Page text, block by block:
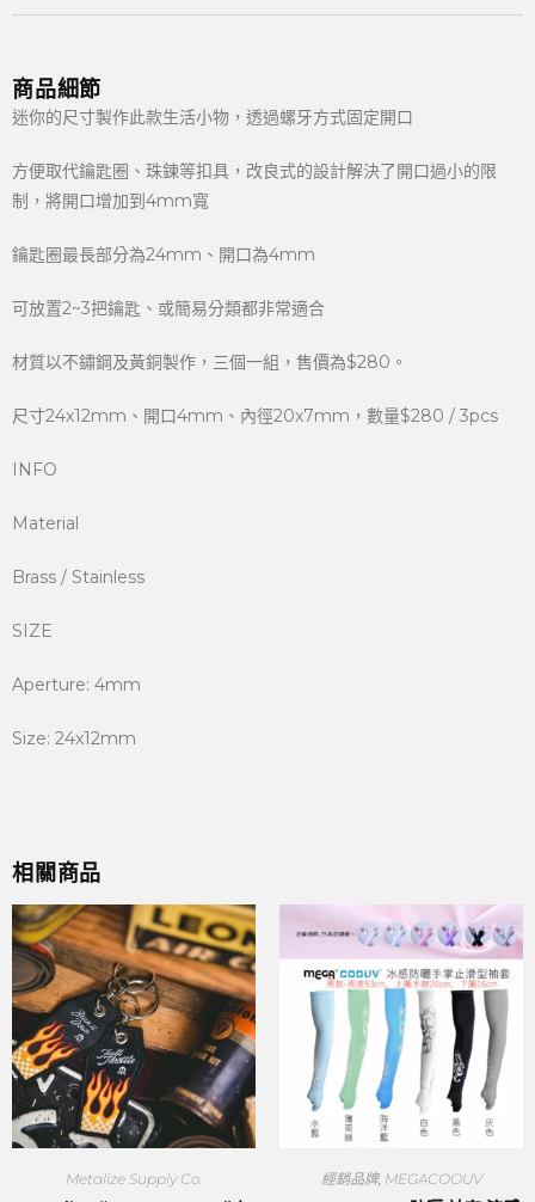
商品細節
迷你的尺寸製作此款生活小物，透過螺牙方式固定開口
方便取代鑰匙圈、珠鍊等扣具，改良式的設計解決了開口過小的限
制，將開口增加到4mm寬
鑰匙圈最長部分為24mm、開口為4mm
可放置2~3把鑰匙、或簡易分類都非常適合
材質以不鏽鋼及黃銅製作，三個一組，售價為$280。
尺寸24x12mm、開口4mm、內徑20x7mm，數量$280 / 3pcs
INFO
Material
Brass / Stainless
SIZE
Aperture: 4mm
Size: 24x12mm
相關商品
Metalize Supply Co. 經銷品牌, MEGACOOUV